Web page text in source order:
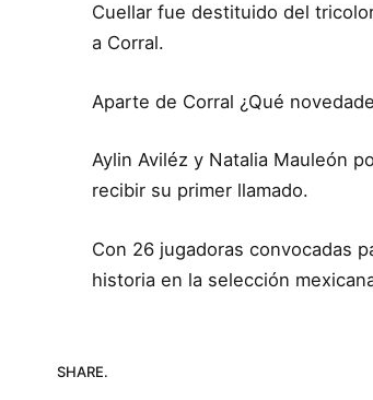
Cuellar fue destituido del
a Corral.
Aparte de Corral ¿Qué
Aylin Aviléz y Natalia Mauleón
recibir su primer llamado.
Con 26 jugadoras convocadas
historia en la selección
SHARE.